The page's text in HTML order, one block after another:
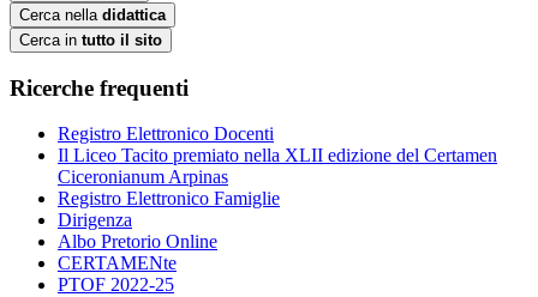
Cerca nella didattica
Cerca in tutto il sito
Ricerche frequenti
Registro Elettronico Docenti
Il Liceo Tacito premiato nella XLII edizione del Certamen
Ciceronianum Arpinas
Registro Elettronico Famiglie
Dirigenza
Albo Pretorio Online
CERTAMENte
PTOF 2022-25